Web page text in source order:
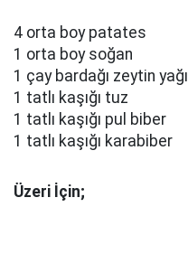
4 orta boy patates
1 orta boy soğan
1 çay bardağı zeytin yağı
1 tatlı kaşığı tuz
1 tatlı kaşığı pul biber
1 tatlı kaşığı karabiber
Üzeri İçin;